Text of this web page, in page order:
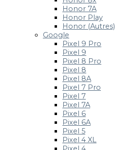
Honor 7A
Honor Play
Honor (Autres)
Google
Pixel 9 Pro
Pixel 9
Pixel 8 Pro
Pixel 8
Pixel 8A
Pixel 7 Pro
Pixel 7
Pixel 7A
Pixel 6
Pixel 6A
Pixel 5
Pixel 4 XL